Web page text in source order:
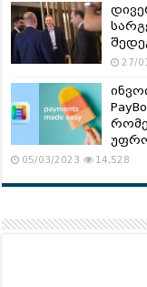
27/
05/03/2023 14,528